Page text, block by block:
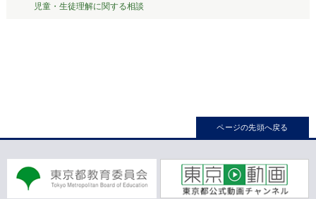
児童・生徒理解に関する相談
ページの先頭へ戻る